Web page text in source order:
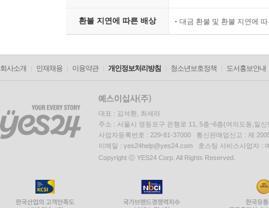
환불 지연에 따른 배상 대금 환불 및 환불 지연에
회사소개 인재채용 이용약관 개인정보처리방침 청소년보호정책 도서홍보안내
대표 : 김석환, 최세라
주소 : 서울시 영등포구 은행로 11, 5층~6층(여의도동,일신
사업자등록번호 : 229-81-37000 통신판매업신고 : 제
이메일 : yes24help@yes24.com 호스팅 서비스사업자 :
Copyright ⓒ YES24 Corp. All Rights Reserved.